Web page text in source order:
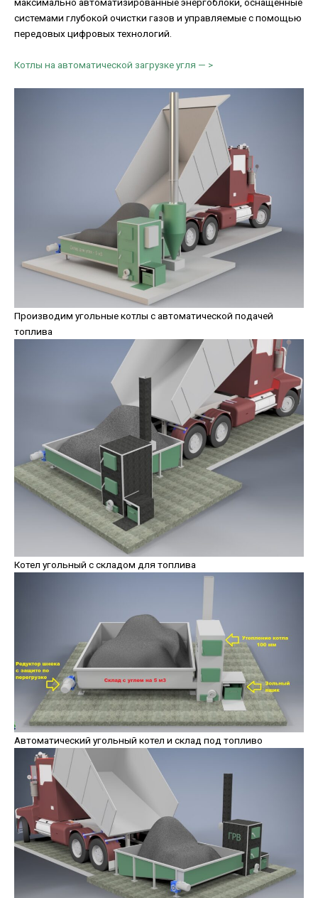
максимально автоматизированные энергоблоки, оснащенные
системами глубокой очистки газов и управляемые с помощью
передовых цифровых технологий.
Котлы на автоматической загрузке угля — >
Производим угольные котлы с автоматической подачей
топлива
Котел угольный с складом для топлива
Автоматический угольный котел и склад под топливо